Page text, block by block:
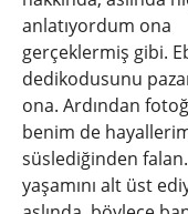
anlatıyordum ona
gerçeklermiş gibi.
dedikodusunu
ona. Ardından
benim de
süslediğinden
yaşamını alt üst